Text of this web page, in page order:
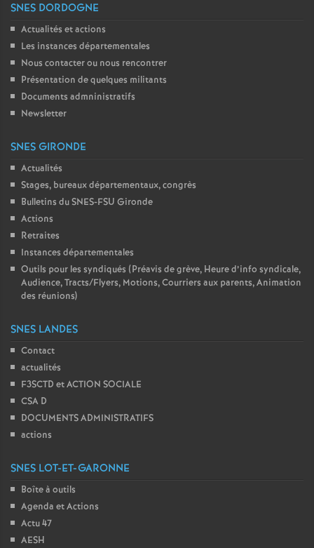
SNES DORDOGNE
Actualités et actions
Les instances départementales
Nous contacter ou nous rencontrer
Présentation de quelques militants
Documents admninistratifs
Newsletter
SNES GIRONDE
Actualités
Stages, bureaux départementaux, congrès
Bulletins du SNES-FSU Gironde
Actions
Retraites
Instances départementales
Outils pour les syndiqués (Préavis de grève, Heure d’info syndicale,
Audience, Tracts/Flyers, Motions, Courriers aux parents, Animation
des réunions)
SNES LANDES
Contact
actualités
F3SCTD et ACTION SOCIALE
CSA D
DOCUMENTS ADMINISTRATIFS
actions
SNES LOT-ET-GARONNE
Boîte à outils
Agenda et Actions
Actu 47
AESH